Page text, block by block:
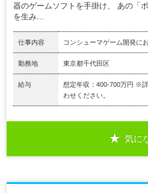
器のゲームソフトを手掛け、 あの「
を生み...
仕事内容 コンシューマゲーム開発に
勤務地 東京都千代田区
給与
想定年収：400-700万円 ※
わせください。
気に